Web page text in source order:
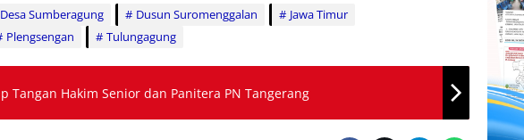
Desa Sumberagung Dusun Suromenggalan
Jawa Timur
Plengsengan Tulungagung
KPK Tangkap Tangan Hakim Senior dan Panitera PN Tangerang